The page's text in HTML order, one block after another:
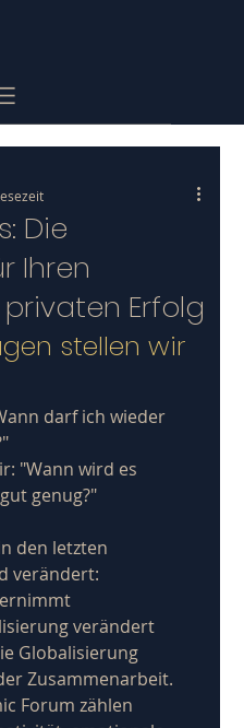
Die
Ihren
Erfolg
stellen wir
darf ich wieder
"Wann wird es
genug?"
den letzten
verändert:
verändert
Globalisierung
Zusammenarbeit.
Forum zählen